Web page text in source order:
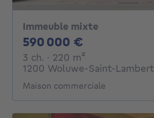
Immeuble mixte
590 000 €
3 ch. 3 chambres
· 220 m²
1200 Woluwe-Saint-Lambert
Maison commerciale